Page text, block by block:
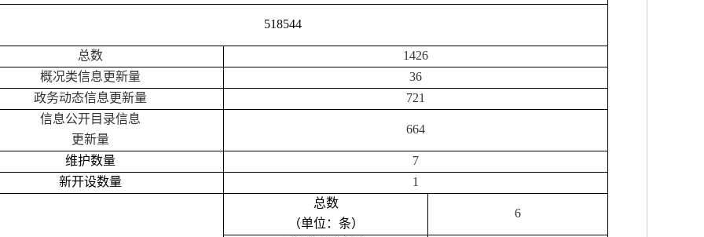
518544
总数
1426
概况类信息更新量
36
政务动态信息更新量
721
信息公开目录信息
更新量
664
维护数量
7
新开设数量
1
总数
（单位：条）
6